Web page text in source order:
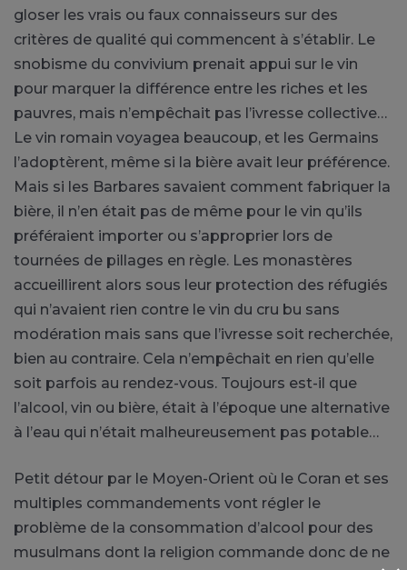
gloser les vrais ou faux connaisseurs sur des
critères de qualité qui commencent à s’établir. Le
snobisme du convivium prenait appui sur le vin
pour marquer la différence entre les riches et les
pauvres, mais n’empêchait pas l’ivresse collective…
Le vin romain voyagea beaucoup, et les Germains
l’adoptèrent, même si la bière avait leur préférence.
Mais si les Barbares savaient comment fabriquer la
bière, il n’en était pas de même pour le vin qu’ils
préféraient importer ou s’approprier lors de
tournées de pillages en règle. Les monastères
accueillirent alors sous leur protection des réfugiés
qui n’avaient rien contre le vin du cru bu sans
modération mais sans que l’ivresse soit recherchée,
bien au contraire. Cela n’empêchait en rien qu’elle
soit parfois au rendez-vous. Toujours est-il que
l’alcool, vin ou bière, était à l’époque une alternative
à l’eau qui n’était malheureusement pas potable…
Petit détour par le Moyen-Orient où le Coran et ses
multiples commandements vont régler le
problème de la consommation d’alcool pour des
musulmans dont la religion commande donc de ne